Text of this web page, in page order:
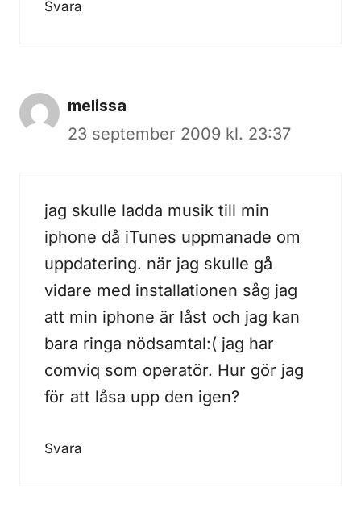
Svara
melissa
23 september 2009 kl. 23:37
jag skulle ladda musik till min
iphone då iTunes uppmanade om
uppdatering. när jag skulle gå
vidare med installationen såg jag
att min iphone är låst och jag kan
bara ringa nödsamtal:( jag har
comviq som operatör. Hur gör jag
för att låsa upp den igen?
Svara